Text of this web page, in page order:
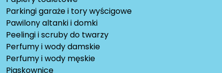
Parkingi garaże i tory wyścigowe
Pawilony altanki i domki
Peelingi i scruby do twarzy
Perfumy i wody damskie
Perfumy i wody męskie
Piaskownice